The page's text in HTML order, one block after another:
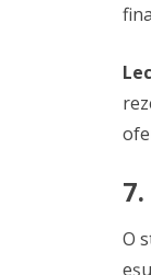
7.
O